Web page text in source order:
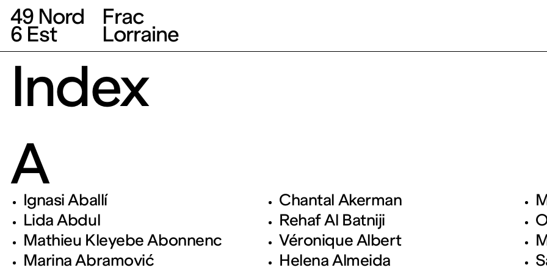
49 Nord
6 Est
Frac
Lorraine
Fonds régional d’art contemporain de
1 bis, rue des Trinitaires 57000 Metz
Fermé
Entrée gratuite
Mar – Ven :
Sam – Dim :
Index
A
Ignasi Aballí
Lida Abdul
Mathieu Kleyebe Abonnenc
Marina Abramović
Chantal Akerman
Rehaf Al Batniji
Véronique Albert
Helena Almeida